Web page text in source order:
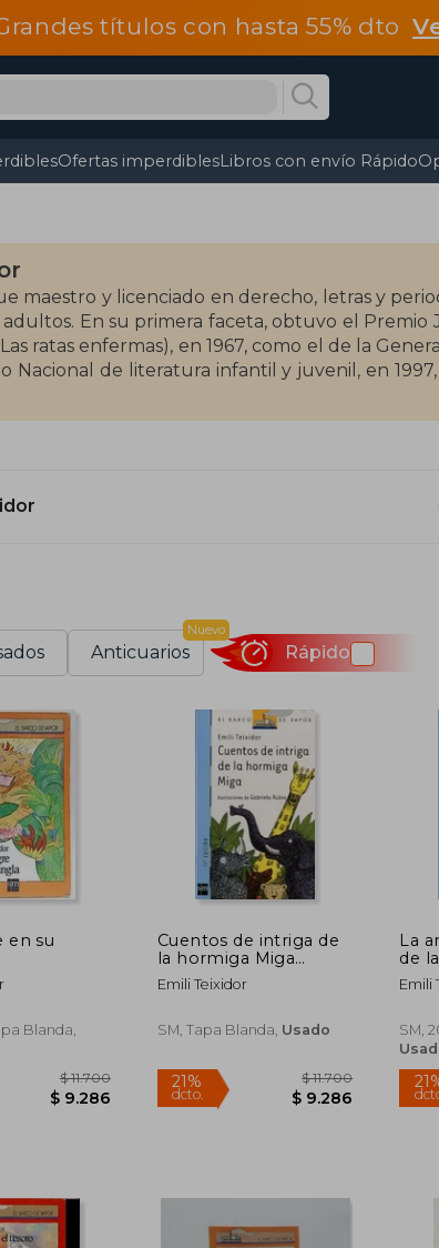
títulos con hasta 55% dto
Ofertas imperdiblesLibros con envío Rápido
maestro y licenciado en derecho, letras y
En su primera faceta, obtuvo el Premio
ratas enfermas), en 1967, como el de la
Nacional de literatura infantil y juvenil, en
amiga de la hormiga Miga). L'ocell de foc
fue seleccionada por la Fundación
española más representativas del siglo XX.[3]
Anticuarios
Nuevo
Rápido
en su
Blanda,
$ 11.700
Cuentos de intriga de
la hormiga Miga
(Barco de Vapor Azul)
Emili Teixidor
SM, Tapa Blanda, Usado
21% $
$
La
de
Emili
SM,